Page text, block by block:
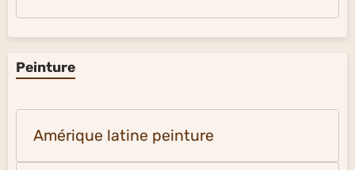
Peinture
Amérique latine peinture